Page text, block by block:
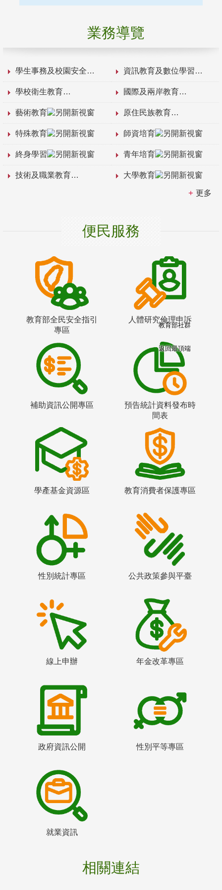
業務導覽
學生事務及校園安全 資訊教育及數位學習
學校衛生教育 國際及兩岸教育
藝術教育 原住民族教育
特殊教育 師資培育
終身學習 青年培育
技術及職業教育 大學教育
更多
便民服務
教育部全民安全指引
專區
人體研究倫理申訴
補助資訊公開專區
預告統計資料發布時
間表
學產基金資源區 教育消費者保護專區
性別統計專區 公共政策參與平臺
線上申辦 年金改革專區
政府資訊公開 性別平等專區
就業資訊
相關連結
教育部社群
返回最頂端